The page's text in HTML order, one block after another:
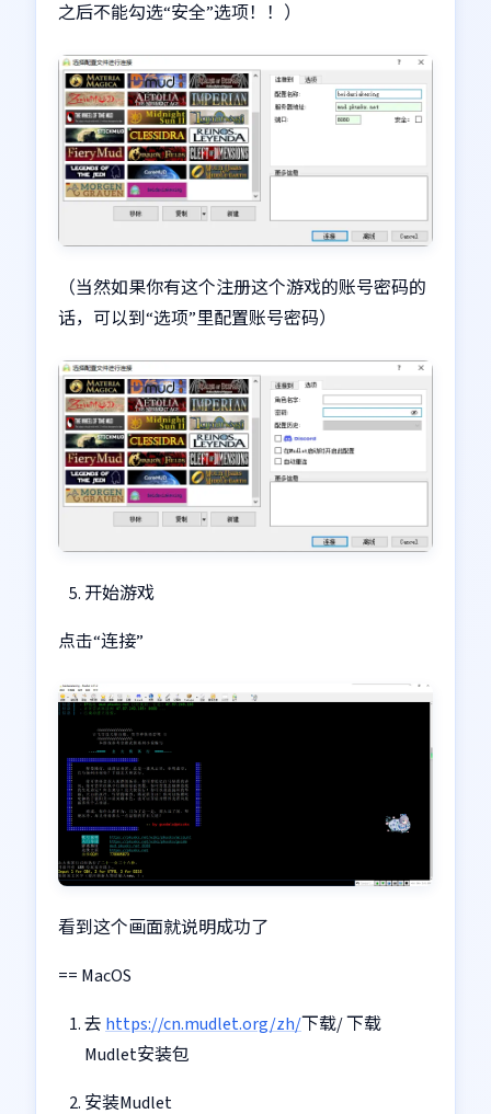
之后不能勾选“安全”选项！！）
（当然如果你有这个注册这个游戏的账号密码的
话，可以到“选项”里配置账号密码）
开始游戏
点击“连接”
看到这个画面就说明成功了
== MacOS
去 https://cn.mudlet.org/zh/下载/ 下载
Mudlet安装包
安装Mudlet